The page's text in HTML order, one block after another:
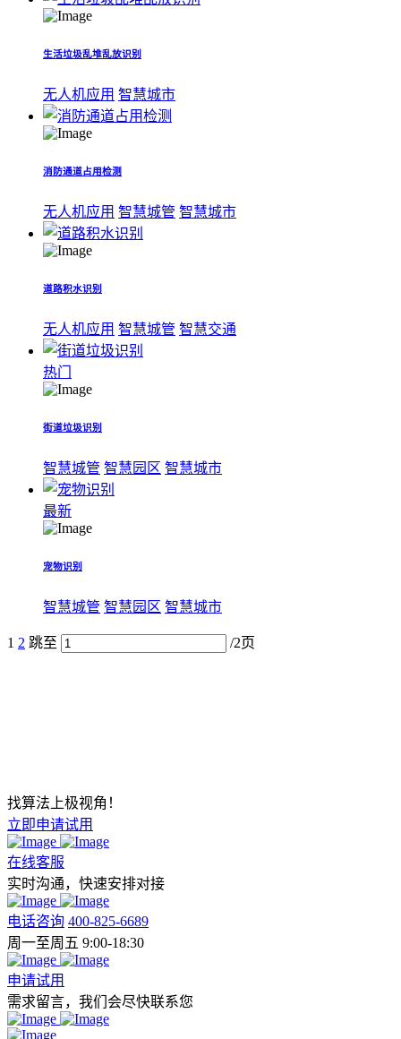
生活垃圾乱堆乱放识别
无人机应用 智慧城市
消防通道占用检测
无人机应用 智慧城管 智慧城市
道路积水识别
无人机应用 智慧城管 智慧交通
热门
街道垃圾识别
智慧城管 智慧园区 智慧城市
最新
宠物识别
智慧城管 智慧园区 智慧城市
1 2 跳至 /2页
找算法上极视角！
立即申请试用
在线客服
实时沟通，快速安排对接
电话咨询 400-825-6689
周一至周五 9:00-18:30
申请试用
需求留言，我们会尽快联系您